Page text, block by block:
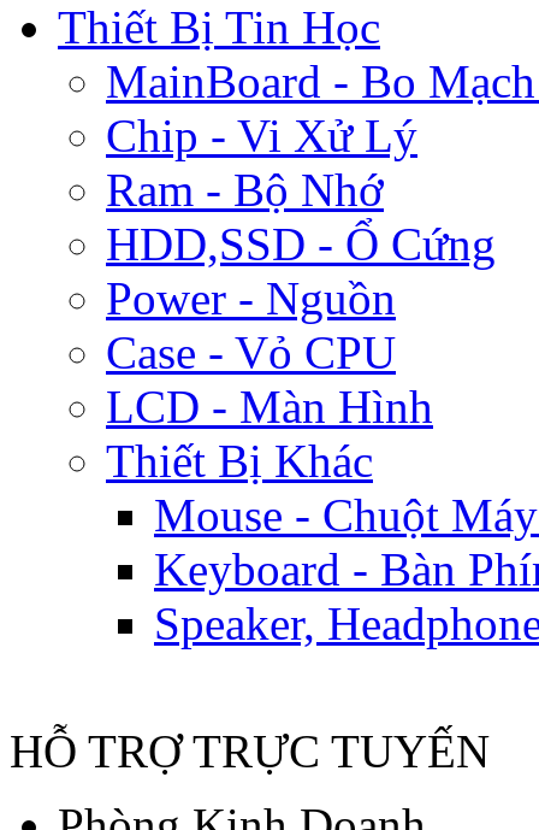
Thiết Bị Tin Học
MainBoard - Bo
Chip - Vi Xử Lý
Ram - Bộ Nhớ
HDD,SSD - Ổ Cứng
Power - Nguồn
Case - Vỏ CPU
LCD - Màn Hình
Thiết Bị Khác
Mouse - Chuột
Keyboard - Bàn
Speaker,
HỖ TRỢ TRỰC TUYẾN